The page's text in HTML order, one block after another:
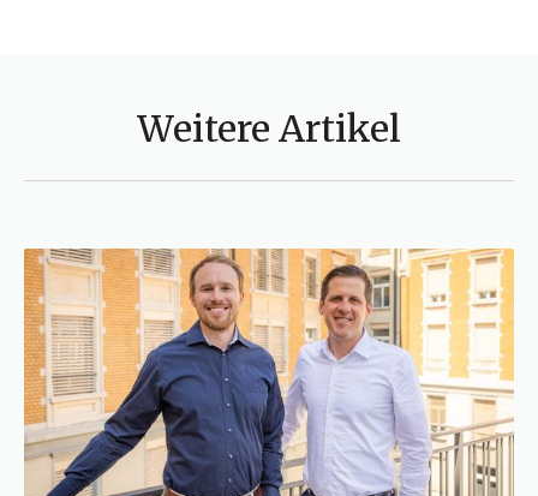
Weitere Artikel